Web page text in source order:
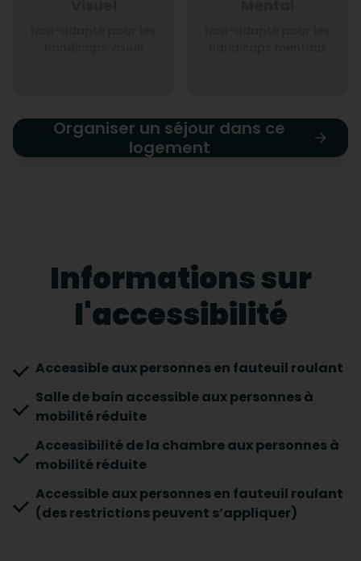
Organiser un séjour dans ce
logement
Informations sur
l'accessibilité
Accessible aux personnes en fauteuil roulant
Salle de bain accessible aux personnes à
mobilité réduite
Accessibilité de la chambre aux personnes à
mobilité réduite
Accessible aux personnes en fauteuil roulant
(des restrictions peuvent s’appliquer)